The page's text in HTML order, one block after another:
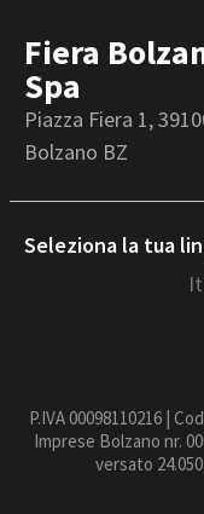
Fiera
Spa
Piazza Fiera 1,
Bolzano BZ
Seleziona la tua
P.IVA 00098110216 |
Imprese Bolzano nr.
versato